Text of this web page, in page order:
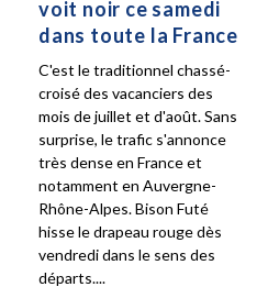
voit noir ce samedi
dans toute la France
C'est le traditionnel chassé-
croisé des vacanciers des
mois de juillet et d'août. Sans
surprise, le trafic s'annonce
très dense en France et
notamment en Auvergne-
Rhône-Alpes. Bison Futé
hisse le drapeau rouge dès
vendredi dans le sens des
départs....